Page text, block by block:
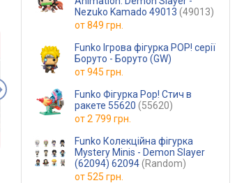
Nezuko Kamado 49013 (49013)
от849 грн.
Funko Ігрова фігурка POP! серії
Боруто - Боруто (GW)
от945 грн.
Funko Фігурка Pop! Стич в
ракете 55620 (55620)
от2 799 грн.
Funko Колекційна фігурка
Mystery Minis - Demon Slayer
(62094) 62094(Random)
от525 грн.